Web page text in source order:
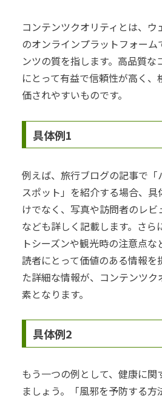
コンテンツクオリティとは、
のオンラインプラットフォー
ンツの質を指します。高品質な
にとって有益で信頼性が高く
価されやすいものです。
具体例1
例えば、旅行ブログの記事で
スポット」を紹介する場合、
けでなく、写真や訪問者のレビ
なども詳しく記載します。さら
トシーズンや観光時の注意点な
読者にとって価値のある情報を
た詳細な情報が、コンテンツ
素となります。
具体例2
もう一つの例として、健康に関
ましょう。「風邪を予防する